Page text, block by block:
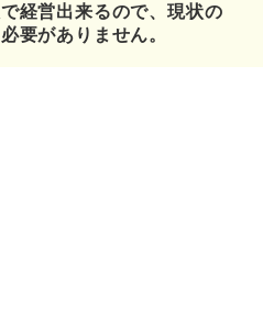
経営出来るので、現状の
要がありません。